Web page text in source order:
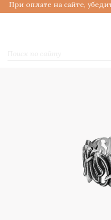
При оплате на сайте,